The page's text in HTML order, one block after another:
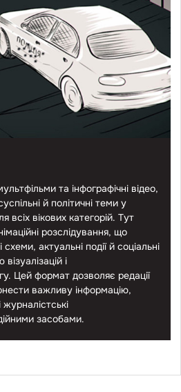
та інфографічні відео,
й політичні теми у
всіх вікових категорій. Тут
розслідування, що
актуальні події й соціальні
і
Цей формат дозволяє редації
важливу інформацію,
засобами.